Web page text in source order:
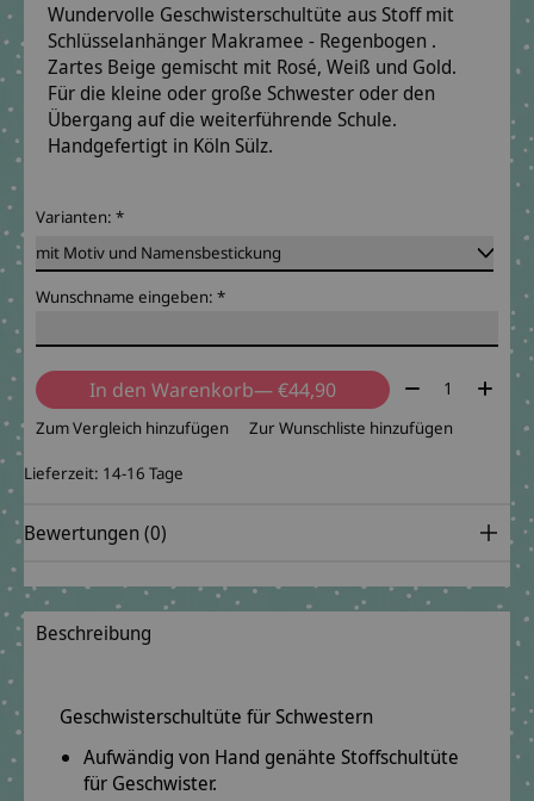
Wundervolle Geschwisterschultüte aus Stoff mit
Schlüsselanhänger Makramee - Regenbogen .
Zartes Beige gemischt mit Rosé, Weiß und Gold.
Für die kleine oder große Schwester oder den
Übergang auf die weiterführende Schule.
Handgefertigt in Köln Sülz.
Varianten: *
Wunschname eingeben: *
In den Warenkorb — €44,90 Menge:
Zum Vergleich hinzufügen Zur Wunschliste hinzufügen
Lieferzeit: 14-16 Tage
Bewertungen (0)
Beschreibung
Geschwisterschultüte für Schwestern
Aufwändig von Hand genähte Stoffschultüte
für Geschwister.